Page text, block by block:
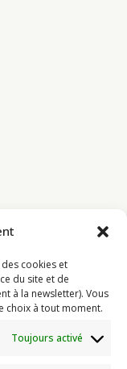
cookies et
du site et de
à la newsletter). Vous
choix à tout moment.
Toujours activé